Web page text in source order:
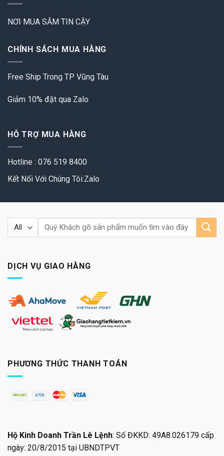
NƠI MUA SẮM TIN CẬY
CHÍNH SÁCH MUA HÀNG
Free Ship Trong TP Vũng Tàu
Giảm 10% đặt qua Zalo
HỖ TRỢ MUA HÀNG
Hotline : 076 519 8400
Kết Nối Với Chúng Tôi:Zalo
Tìm
DỊCH VỤ GIAO HÀNG
PHƯƠNG THỨC THANH TOÁN
Hộ Kinh Doanh Trần Lê Lệnh: Số ĐKKD: 49A8.026179 cấp
ngày: 20/8/2015 tại UBNDTPVT